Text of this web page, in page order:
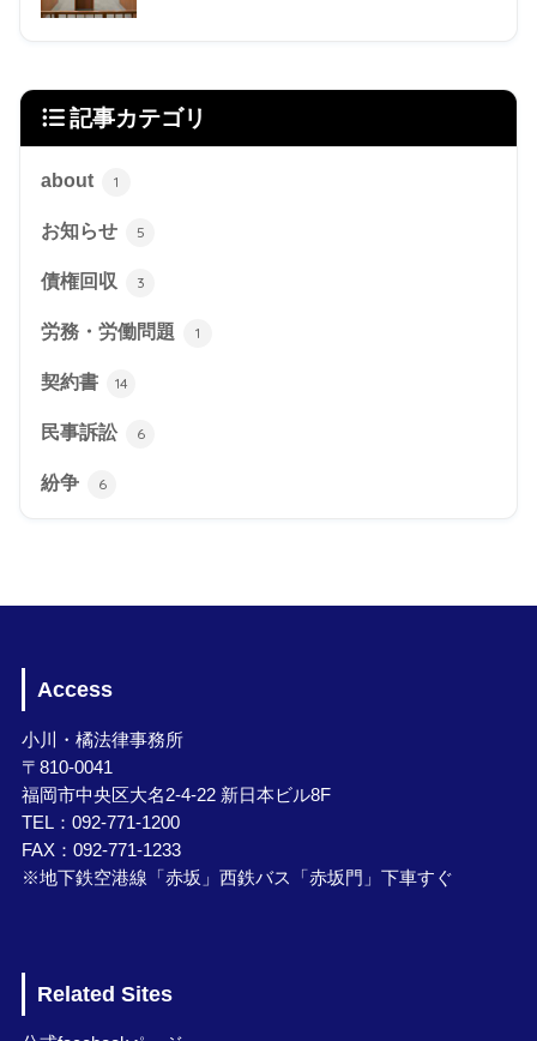
記事カテゴリ
about 1
お知らせ 5
債権回収 3
労務・労働問題 1
契約書 14
民事訴訟 6
紛争 6
Access
小川・橘法律事務所
〒810-0041
福岡市中央区大名2-4-22 新日本ビル8F
TEL：092-771-1200
FAX：092-771-1233
※地下鉄空港線「赤坂」西鉄バス「赤坂門」下車すぐ
Related Sites